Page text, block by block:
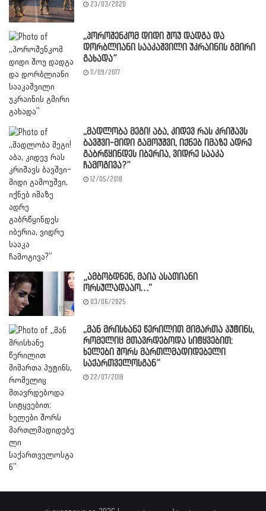
23/03/2020
,,პოროშენკომ დიდი შოუ დადგა და
დორბლიანი სააკაშვილი უკრაინის გმირი
გახადა”
11/09/2017
,,მადლობა მეგი! აბა, კიდევ რას კრიშავს
ბავშვი-მიდი გამოუშვი, იქნებ იმაზე ადრე
გაბრწყინდეს იბერია, ვიდრე სააკა
ჩამოგივა?”
12/05/2018
„ამბობდნენ, მაია ასათიანი
ორსულადააო…“
03/06/2025
,,მან მრისხანე წერილით მიმართა პუტინს,
რომელიც მთავრდებოდა სიტყვებით:
ხელები შორს მართლმადიდებელი
საქართველოსგან”
22/07/2018